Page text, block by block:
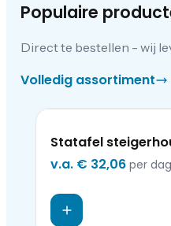
Populaire
Direct te bestellen - wij
Volledig assortiment
Statafel
v.a. € 32,06 per dag